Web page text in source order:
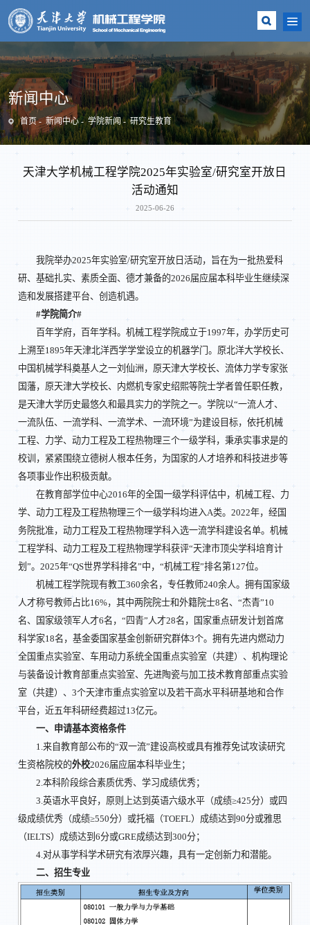
新闻中心
首页 新闻中心 学院新闻 研究生教育
天津大学机械工程学院2025年实验室/研究室开放日
活动通知
2025-06-26
我院举办2025年实验室/研究室开放日活动，旨在为一批热爱科
研、基础扎实、素质全面、德才兼备的2026届应届本科毕业生继续深
造和发展搭建平台、创造机遇。
#学院简介#
百年学府，百年学科。机械工程学院成立于1997年，办学历史可
上溯至1895年天津北洋西学学堂设立的机器学门。原北洋大学校长、
中国机械学科奠基人之一刘仙洲，原天津大学校长、流体力学专家张
国藩，原天津大学校长、内燃机专家史绍熙等院士学者曾任职任教，
是天津大学历史最悠久和最具实力的学院之一。学院以“一流人才、
一流队伍、一流学科、一流学术、一流环境”为建设目标，依托机械
工程、力学、动力工程及工程热物理三个一级学科，秉承实事求是的
校训，紧紧围绕立德树人根本任务，为国家的人才培养和科技进步等
各项事业作出积极贡献。
在教育部学位中心2016年的全国一级学科评估中，机械工程、力
学、动力工程及工程热物理三个一级学科均进入A类。2022年，经国
务院批准，动力工程及工程热物理学科入选一流学科建设名单。机械
工程学科、动力工程及工程热物理学科获评“天津市顶尖学科培育计
划”。2025年“QS世界学科排名”中，“机械工程”排名第127位。
机械工程学院现有教工360余名，专任教师240余人。拥有国家级
人才称号教师占比16%，其中两院院士和外籍院士8名、“杰青”10
名、国家级领军人才6名，“四青”人才28名，国家重点研发计划首席
科学家18名，基金委国家基金创新研究群体3个。拥有先进内燃动力
全国重点实验室、车用动力系统全国重点实验室（共建）、机构理论
与装备设计教育部重点实验室、先进陶瓷与加工技术教育部重点实验
室（共建）、3个天津市重点实验室以及若干高水平科研基地和合作
平台，近五年科研经费超过13亿元。
一、申请基本资格条件
1.来自教育部公布的“双一流”建设高校或具有推荐免试攻读研究
生资格院校的外校2026届应届本科毕业生；
2.本科阶段综合素质优秀、学习成绩优秀；
3.英语水平良好，原则上达到英语六级水平（成绩≥425分）或四
级成绩优秀（成绩≥550分）或托福（TOEFL）成绩达到90分或雅思
（IELTS）成绩达到6分或GRE成绩达到300分；
4.对从事学科学术研究有浓厚兴趣，具有一定创新力和潜能。
二、招生专业